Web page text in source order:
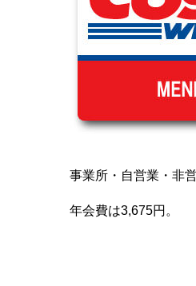
事業所・自営業・非
年会費は3,675円。